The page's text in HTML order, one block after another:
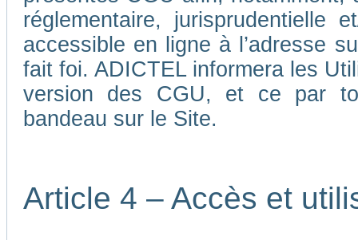
réglementaire, jurisprudentielle
accessible en ligne à l’adresse
fait foi. ADICTEL informera les
version des CGU, et ce par
bandeau sur le Site.
Article 4 – Accès et